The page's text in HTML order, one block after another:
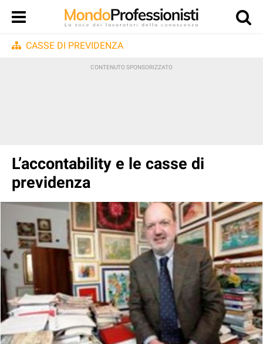
CASSE DI PREVIDENZA
L’accontability e le casse di
previdenza